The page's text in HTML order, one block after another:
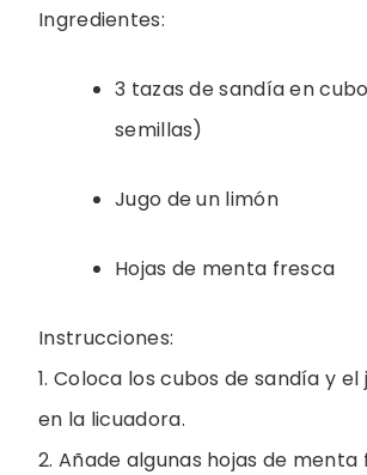
Ingredientes:
3 tazas de sandía en
semillas)
Jugo de un limón
Hojas de menta fresca
Instrucciones:
1. Coloca los cubos de sandía y
en la licuadora.
2. Añade algunas hojas de menta